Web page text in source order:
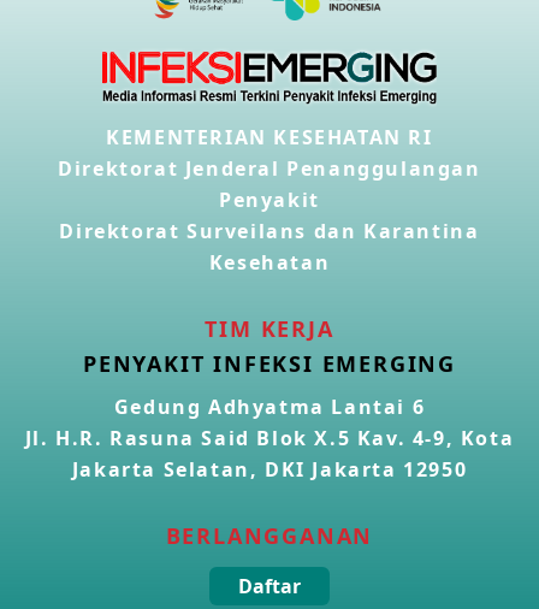
KEMENTERIAN KESEHATAN RI
Direktorat Jenderal Penanggulangan
Penyakit
Direktorat Surveilans dan Karantina
Kesehatan
TIM KERJA
PENYAKIT INFEKSI EMERGING
Gedung Adhyatma Lantai 6
Jl. H.R. Rasuna Said Blok X.5 Kav. 4-9, Kota
Jakarta Selatan, DKI Jakarta 12950
BERLANGGANAN
Daftar